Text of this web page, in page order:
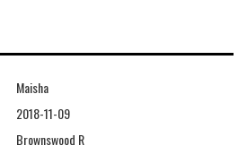
Maisha
2018-11-09
Brownswood R